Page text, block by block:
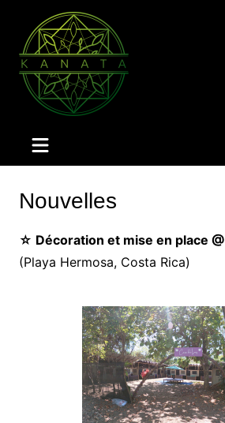
contenu
Nouvelles
☆ Décoration et mise en place @
(Playa Hermosa, Costa Rica)